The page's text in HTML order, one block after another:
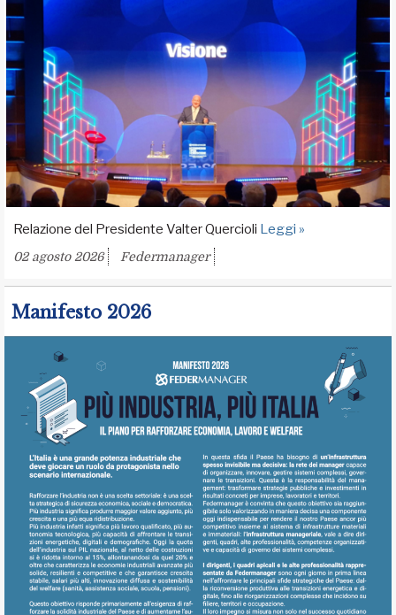
Relazione del Presidente Valter Quercioli Leggi »
02 agosto 2026 Federmanager
Manifesto 2026